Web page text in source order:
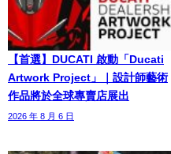
【首選】DUCATI 啟動「Ducati
Artwork Project」｜設計師藝術
作品將於全球專賣店展出
2026 年 8 月 6 日